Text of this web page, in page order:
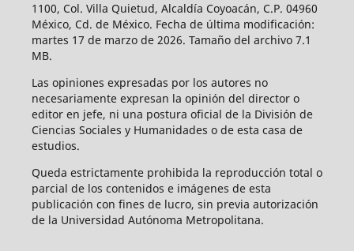
1100, Col. Villa Quietud, Alcaldía Coyoacán, C.P. 04960
México, Cd. de México. Fecha de última modificación:
martes 17 de marzo de 2026. Tamaño del archivo 7.1
MB.
Las opiniones expresadas por los autores no
necesariamente expresan la opinión del director o
editor en jefe, ni una postura oficial de la División de
Ciencias Sociales y Humanidades o de esta casa de
estudios.
Queda estrictamente prohibida la reproducción total o
parcial de los contenidos e imágenes de esta
publicación con fines de lucro, sin previa autorización
de la Universidad Autónoma Metropolitana.